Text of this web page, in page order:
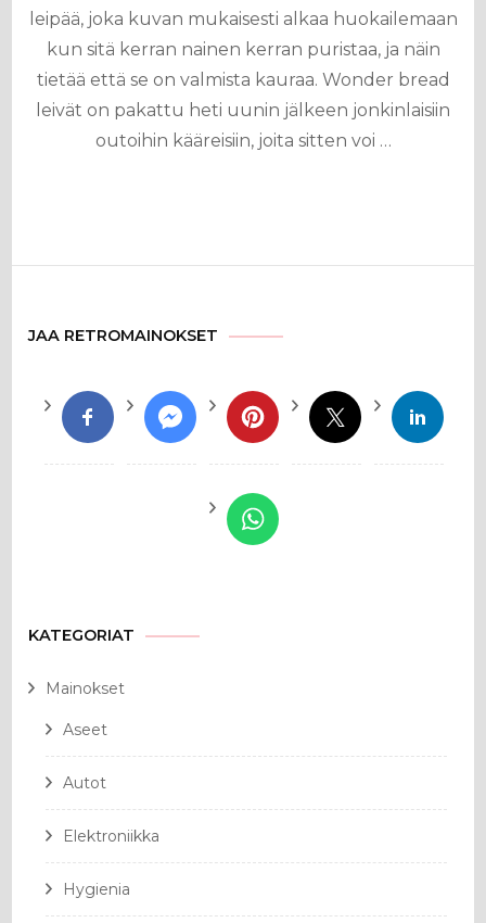
leipää, joka kuvan mukaisesti alkaa huokailemaan
kun sitä kerran nainen kerran puristaa, ja näin
tietää että se on valmista kauraa. Wonder bread
leivät on pakattu heti uunin jälkeen jonkinlaisiin
outoihin kääreisiin, joita sitten voi …
JAA RETROMAINOKSET
KATEGORIAT
Mainokset
Aseet
Autot
Elektroniikka
Hygienia